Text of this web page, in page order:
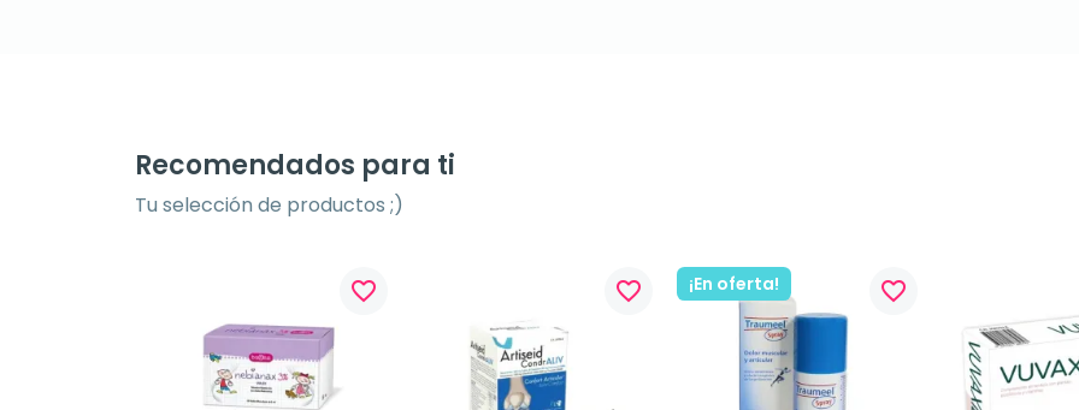
Recomendados para ti
Tu selección de productos ;)
favorite_border favorite_border ¡En oferta! favorite_border